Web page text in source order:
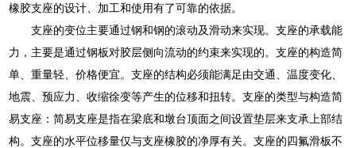
橡胶支座的设计、加工和使用有了可靠的依据。
支座的变位主要通过钢和钢的滚动及滑动来实现。支座的承载能
力，主要是通过钢板对胶层侧向流动的约束来实现的。支座的构造简
单、重量轻、价格便宜。支座的结构必须能满足由交通、温度变化、
地震、预应力、收缩徐变等产生的位移和扭转。支座的类型与构造简
易支座：简易支座是指在梁底和墩台顶面之间设置垫层来支承上部结
构。支座的水平位移量仅与支座橡胶的净厚有关。支座的四氟滑板不